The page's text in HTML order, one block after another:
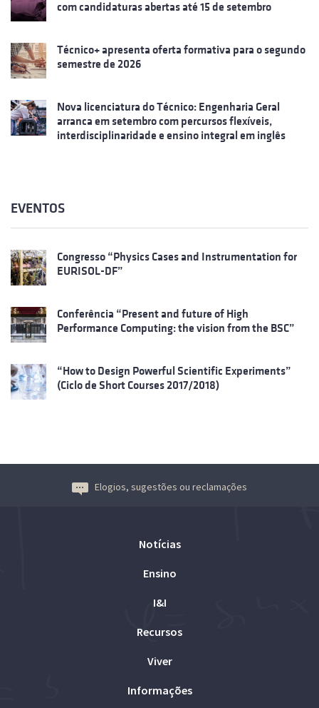
com candidaturas abertas até 15 de setembro
Técnico+ apresenta oferta formativa para o segundo
semestre de 2026
Nova licenciatura do Técnico: Engenharia Geral
arranca em setembro com percursos flexíveis,
interdisciplinaridade e ensino integral em inglês
EVENTOS
Congresso “Physics Cases and Instrumentation for
EURISOL-DF”
Conferência “Present and future of High
Performance Computing: the vision from the BSC”
“How to Design Powerful Scientific Experiments”
(Ciclo de Short Courses 2017/2018)
Elogios, sugestões ou reclamações
Notícias
Ensino
I&I
Recursos
Viver
Informações